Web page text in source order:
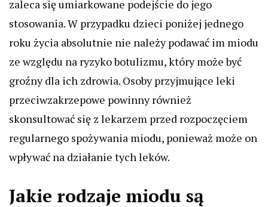
zaleca się umiarkowane podejście do jego
stosowania. W przypadku dzieci poniżej jednego
roku życia absolutnie nie należy podawać im miodu
ze względu na ryzyko botulizmu, który może być
groźny dla ich zdrowia. Osoby przyjmujące leki
przeciwzakrzepowe powinny również
skonsultować się z lekarzem przed rozpoczęciem
regularnego spożywania miodu, ponieważ może on
wpływać na działanie tych leków.
Jakie rodzaje miodu są